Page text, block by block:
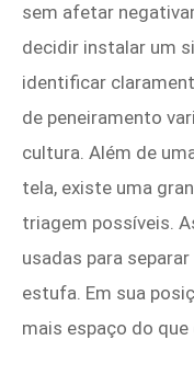
sem afetar
decidir instalar um
identificar
de peneiramento
cultura. Além de
tela, existe uma
triagem possíveis.
usadas para
estufa. Em sua
mais espaço do